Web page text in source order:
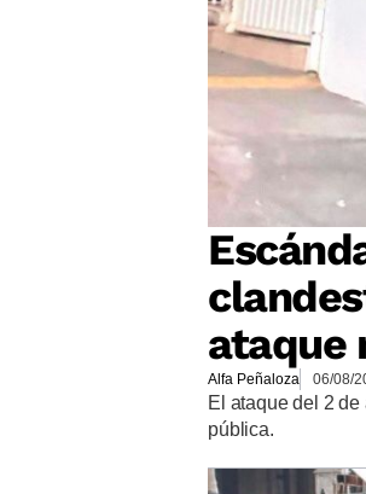
ataque
Alfa Peñaloza 06/08/
El ataque del 2
pública.